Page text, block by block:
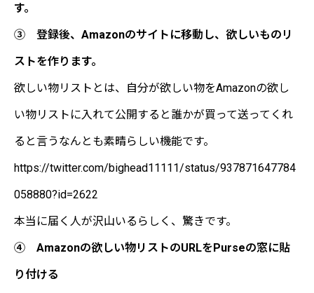
す。
③ 登録後、Amazonのサイトに移動し、欲しいものリ
ストを作ります。
欲しい物リストとは、自分が欲しい物をAmazonの欲し
い物リストに入れて公開すると誰かが買って送ってくれ
ると言うなんとも素晴らしい機能です。
https://twitter.com/bighead11111/status/937871647784
058880?id=2622
本当に届く人が沢山いるらしく、驚きです。
④ Amazonの欲しい物リストのURLをPurseの窓に貼
り付ける